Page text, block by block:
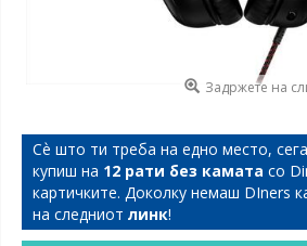
Задржете на
Сѐ што ти треба на едно место,
купиш на 12 рати без камата со
картичките. Доколку немаш DIners
на следниот линк!